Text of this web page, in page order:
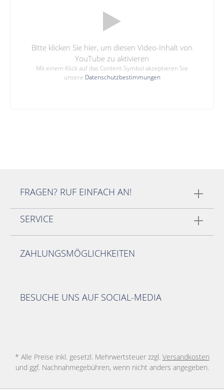
Bitte klicken Sie hier, um diesen Video-Inhalt von
YouTube zu aktivieren
Mit einem Klick auf das Content-Symbol akzeptieren Sie
unsere Datenschutzbestimmungen
FRAGEN? RUF EINFACH AN!
SERVICE
ZAHLUNGSMÖGLICHKEITEN
BESUCHE UNS AUF SOCIAL-MEDIA
* Alle Preise inkl. gesetzl. Mehrwertsteuer zzgl. Versandkosten
und ggf. Nachnahmegebühren, wenn nicht anders angegeben.